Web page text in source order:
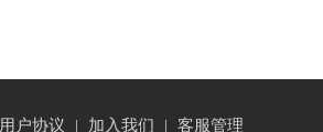
用户协议 | 加入我们 | 客服管理